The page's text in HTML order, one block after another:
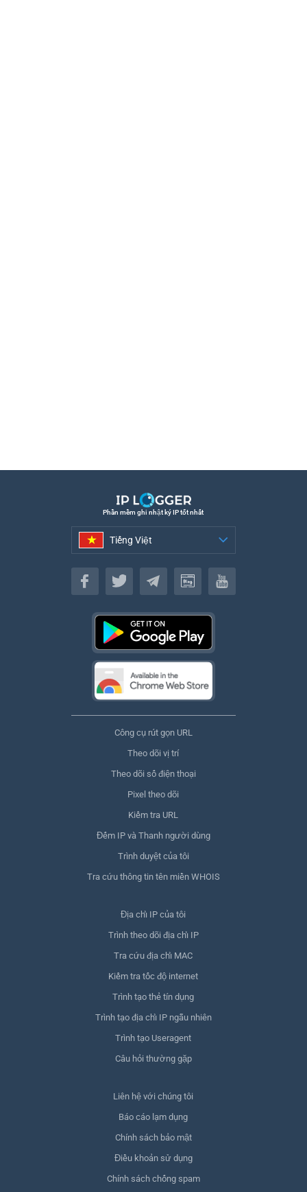
Phần mềm ghi nhật ký IP tốt nhất
Tiếng Việt
Tiếng Việt
Công cụ rút gọn URL
Theo dõi vị trí
Theo dõi số điện thoại
Pixel theo dõi
Kiểm tra URL
Đếm IP và Thanh người dùng
Trình duyệt của tôi
Tra cứu thông tin tên miền WHOIS
Địa chỉ IP của tôi
Trình theo dõi địa chỉ IP
Tra cứu địa chỉ MAC
Kiểm tra tốc độ internet
Trình tạo thẻ tín dụng
Trình tạo địa chỉ IP ngẫu nhiên
Trình tạo Useragent
Câu hỏi thường gặp
Liên hệ với chúng tôi
Báo cáo lạm dụng
Chính sách bảo mật
Điều khoản sử dụng
Chính sách chống spam